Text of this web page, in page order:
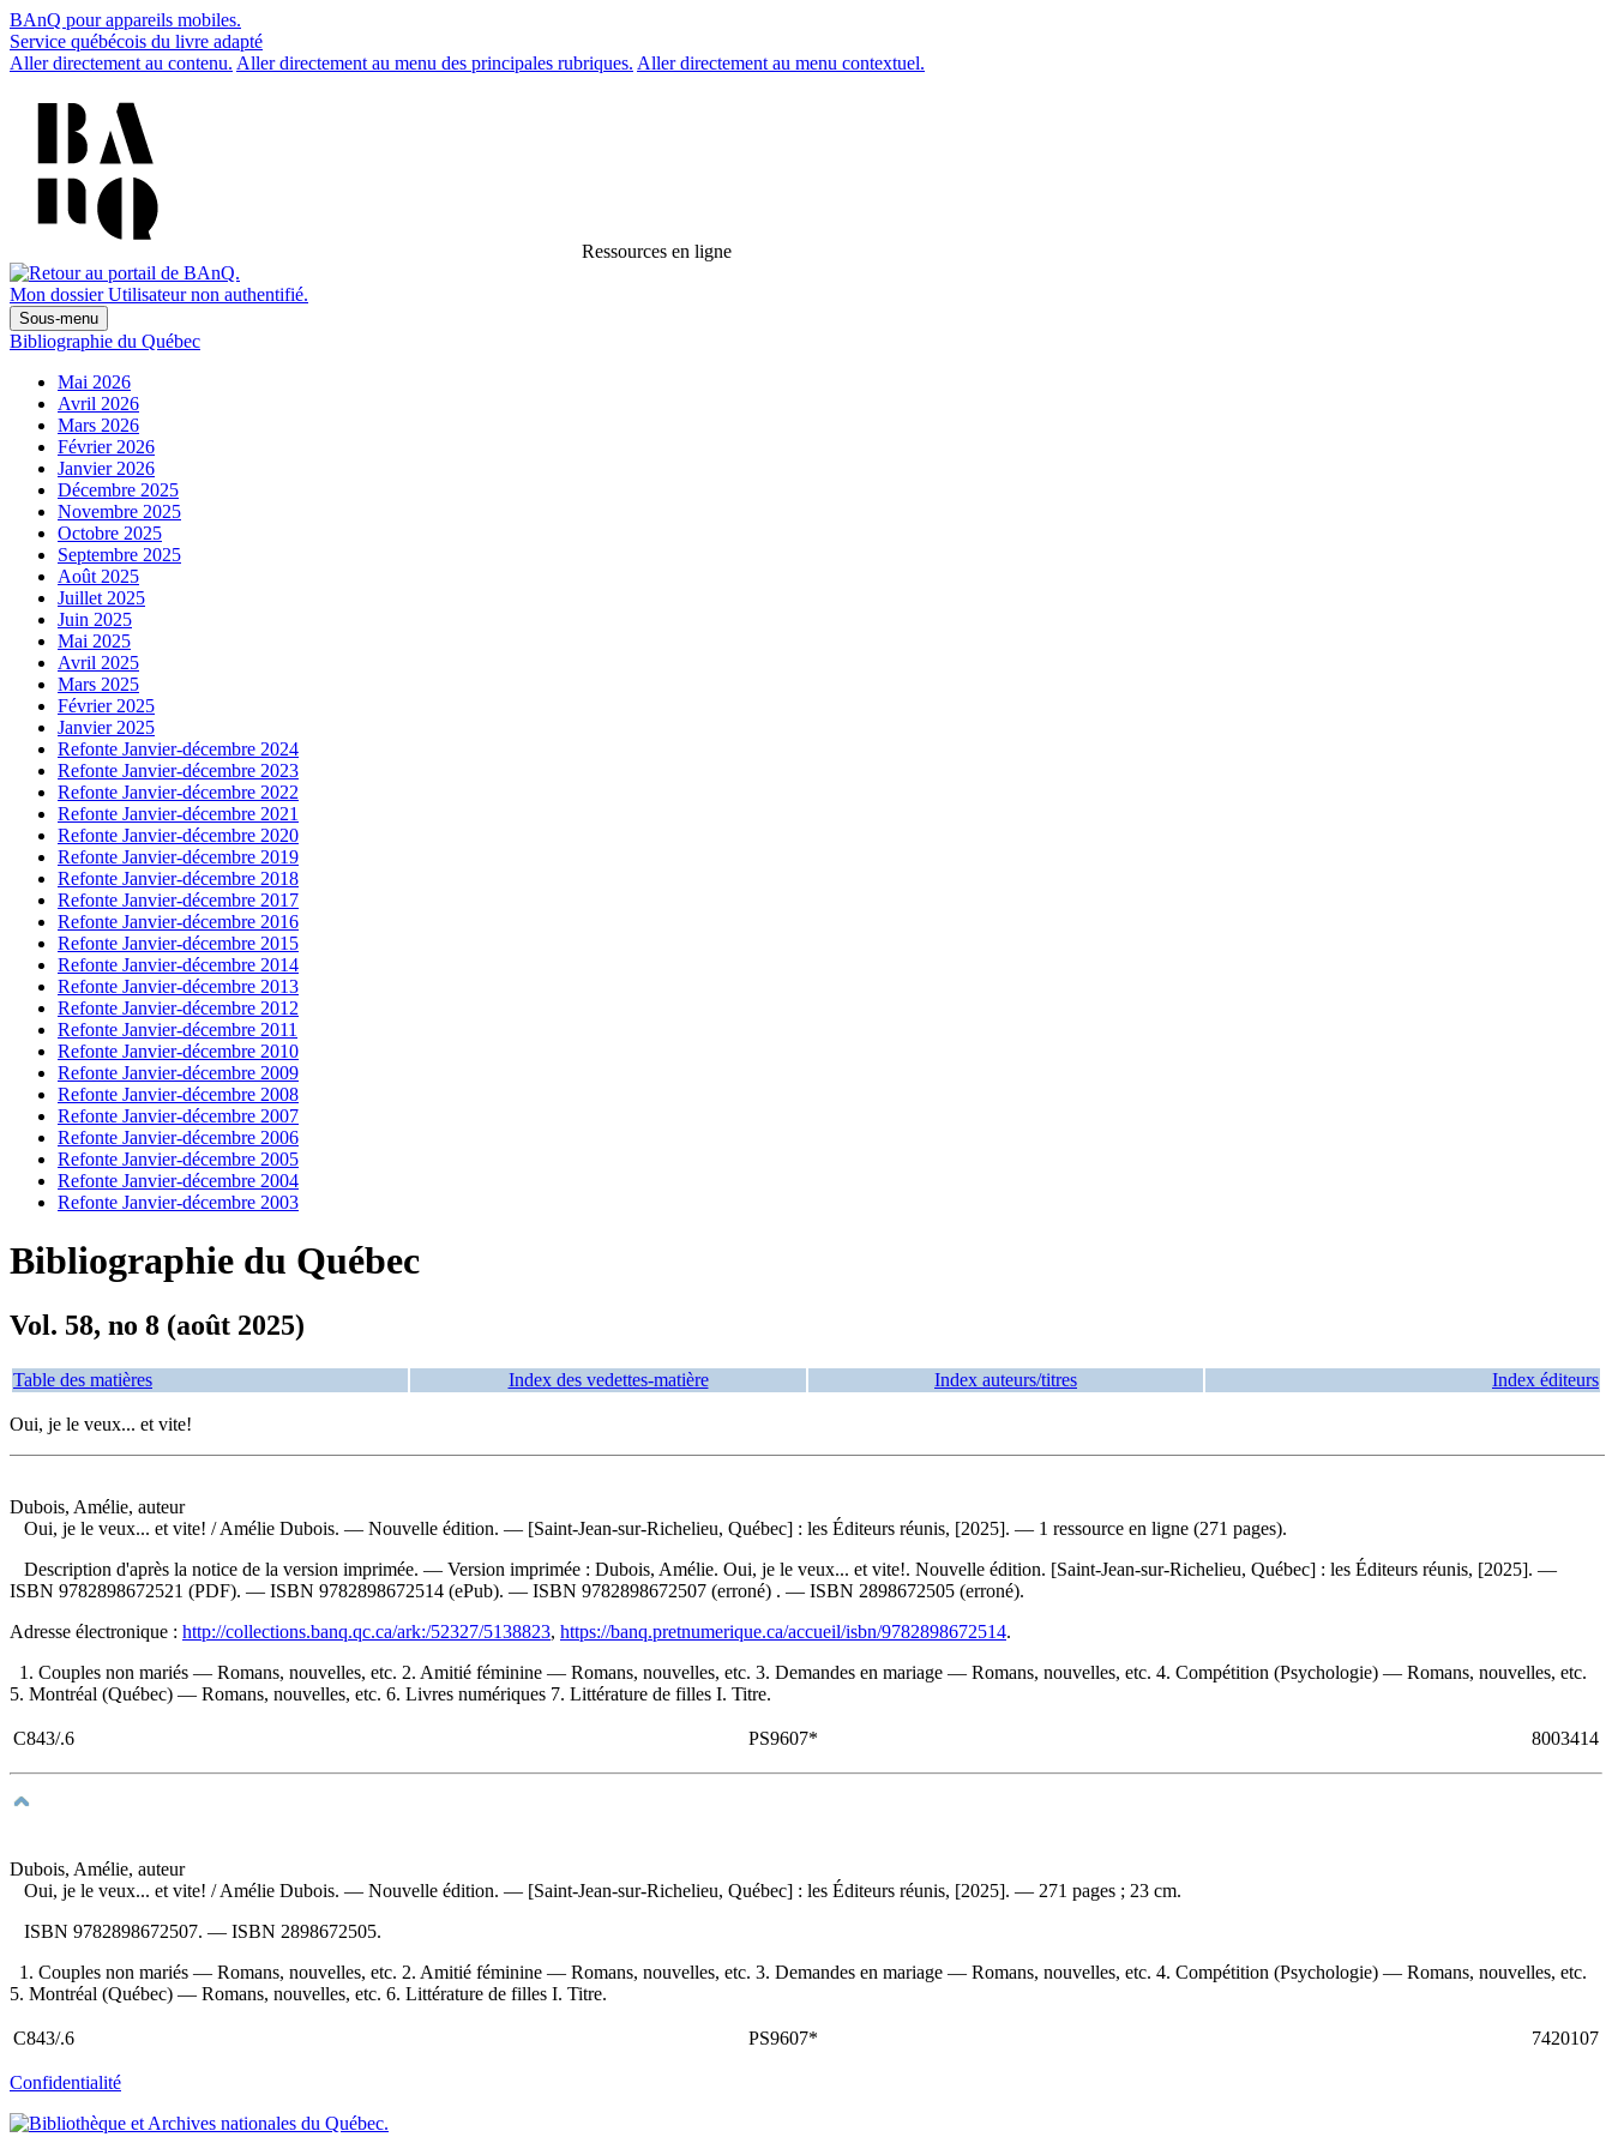
BAnQ pour appareils mobiles.
Service québécois du livre adapté
Aller directement au contenu. Aller directement au menu des principales rubriques. Aller directement au menu contextuel.
Ressources en ligne
Mon dossier Utilisateur non authentifié.
Sous-menu
Bibliographie du Québec
Mai 2026
Avril 2026
Mars 2026
Février 2026
Janvier 2026
Décembre 2025
Novembre 2025
Octobre 2025
Septembre 2025
Août 2025
Juillet 2025
Juin 2025
Mai 2025
Avril 2025
Mars 2025
Février 2025
Janvier 2025
Refonte Janvier-décembre 2024
Refonte Janvier-décembre 2023
Refonte Janvier-décembre 2022
Refonte Janvier-décembre 2021
Refonte Janvier-décembre 2020
Refonte Janvier-décembre 2019
Refonte Janvier-décembre 2018
Refonte Janvier-décembre 2017
Refonte Janvier-décembre 2016
Refonte Janvier-décembre 2015
Refonte Janvier-décembre 2014
Refonte Janvier-décembre 2013
Refonte Janvier-décembre 2012
Refonte Janvier-décembre 2011
Refonte Janvier-décembre 2010
Refonte Janvier-décembre 2009
Refonte Janvier-décembre 2008
Refonte Janvier-décembre 2007
Refonte Janvier-décembre 2006
Refonte Janvier-décembre 2005
Refonte Janvier-décembre 2004
Refonte Janvier-décembre 2003
Bibliographie du Québec
Vol. 58, no 8 (août 2025)
Table des matières Index des vedettes-matière Index auteurs/titres Index éditeurs
Oui, je le veux... et vite!
Dubois, Amélie, auteur
Oui, je le veux... et vite! / Amélie Dubois. — Nouvelle édition. — [Saint-Jean-sur-Richelieu, Québec] : les Éditeurs réunis, [2025]. — 1 ressource en ligne (271 pages).
Description d'après la notice de la version imprimée. — Version imprimée : Dubois, Amélie. Oui, je le veux... et vite!. Nouvelle édition. [Saint-Jean-sur-Richelieu, Québec] : les Éditeurs réunis, [2025]. —
ISBN 9782898672521 (PDF). — ISBN 9782898672514 (ePub). — ISBN 9782898672507 (erroné) . — ISBN 2898672505 (erroné).
Adresse électronique : http://collections.banq.qc.ca/ark:/52327/5138823, https://banq.pretnumerique.ca/accueil/isbn/9782898672514.
1. Couples non mariés — Romans, nouvelles, etc. 2. Amitié féminine — Romans, nouvelles, etc. 3. Demandes en mariage — Romans, nouvelles, etc. 4. Compétition (Psychologie) — Romans, nouvelles, etc.
5. Montréal (Québec) — Romans, nouvelles, etc. 6. Livres numériques 7. Littérature de filles I. Titre.
C843/.6 PS9607* 8003414
Dubois, Amélie, auteur
Oui, je le veux... et vite! / Amélie Dubois. — Nouvelle édition. — [Saint-Jean-sur-Richelieu, Québec] : les Éditeurs réunis, [2025]. — 271 pages ; 23 cm.
ISBN 9782898672507. — ISBN 2898672505.
1. Couples non mariés — Romans, nouvelles, etc. 2. Amitié féminine — Romans, nouvelles, etc. 3. Demandes en mariage — Romans, nouvelles, etc. 4. Compétition (Psychologie) — Romans, nouvelles, etc.
5. Montréal (Québec) — Romans, nouvelles, etc. 6. Littérature de filles I. Titre.
C843/.6 PS9607* 7420107
Confidentialité